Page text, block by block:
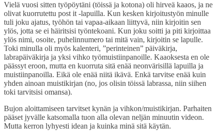
Vielä vuosi sitten työpöytäni (töissä ja kotona) oli hirveä kaaos, ja ne
olivat kuorrutettu post it -lapuilla. Kun kesken kirjoitustyön minulle
tuli joku ajatus, työhön tai vapaa-aikaan liittyvä, niin kirjoitin sen
ylös, jotta se ei häiritsisi työntekoani. Kun joku soitti ja piti kirjoittaa
ylös nimi, osoite, puhelinnumero tai mitä vain, kirjoitin se lapulle.
Toki minulla oli myös kalenteri, ”perinteinen” päiväkirja,
labrapäiväkirja ja yksi vihko työmuistiinpanoille. Kaaoksesta en ole
päässyt eroon, mutta en kuorruta sitä enää neonvärisillä lapuilla ja
muistiinpanoilla. Eikä ole enää niitä ikävä. Enkä tarvitse enää kuin
yhden ainoan muistikirjan (no, jos olisin töissä labrassa, niin siihen
toki tarvitsisi omansa).
Bujon aloittamiseen tarvitset kynän ja vihkon/muistikirjan. Parhaiten
pääset jyvälle katsomalla tuon alla olevan neljän minuutin videon.
Mutta kerron lyhyesti idean ja kuinka minä sitä käytän.